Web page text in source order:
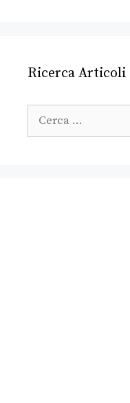
Ricerca Articoli